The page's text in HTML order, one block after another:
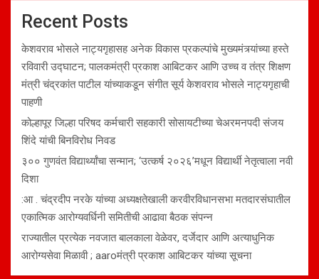
Recent Posts
केशवराव भोसले नाट्यगृहासह अनेक विकास प्रकल्पांचे मुख्यमंत्र्यांच्या हस्ते
रविवारी उद्घाटन; पालकमंत्री प्रकाश आबिटकर आणि उच्च व तंत्र शिक्षण
मंत्री चंद्रकांत पाटील यांच्याकडून संगीत सूर्य केशवराव भोसले नाट्यगृहाची
पाहणी
कोल्हापूर जिल्हा परिषद कर्मचारी सहकारी सोसायटीच्या चेअरमनपदी संजय
शिंदे यांची बिनविरोध निवड
३०० गुणवंत विद्यार्थ्यांचा सन्मान; ‘उत्कर्ष २०२६’मधून विद्यार्थी नेतृत्वाला नवी
दिशा
:आ . चंद्रदीप नरके यांच्या अध्यक्षतेखाली करवीरविधानसभा मतदारसंघातील
एकात्मिक आरोग्यवर्धिनी समितीची आढावा बैठक संपन्न
राज्यातील प्रत्येक नवजात बालकाला वेळेवर, दर्जेदार आणि अत्याधुनिक
आरोग्यसेवा मिळावी ; aaroमंत्री प्रकाश आबिटकर यांच्या सूचना